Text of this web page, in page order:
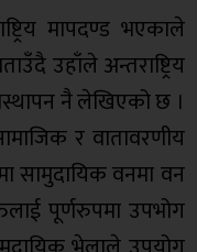
मापदण्ड भएकाले
उहाँले अन्तराष्ट्रिय
नै लेखिएको छ ।
र वातावरणीय
सामुदायिक वनमा वन
पूर्णरुपमा उपभोग